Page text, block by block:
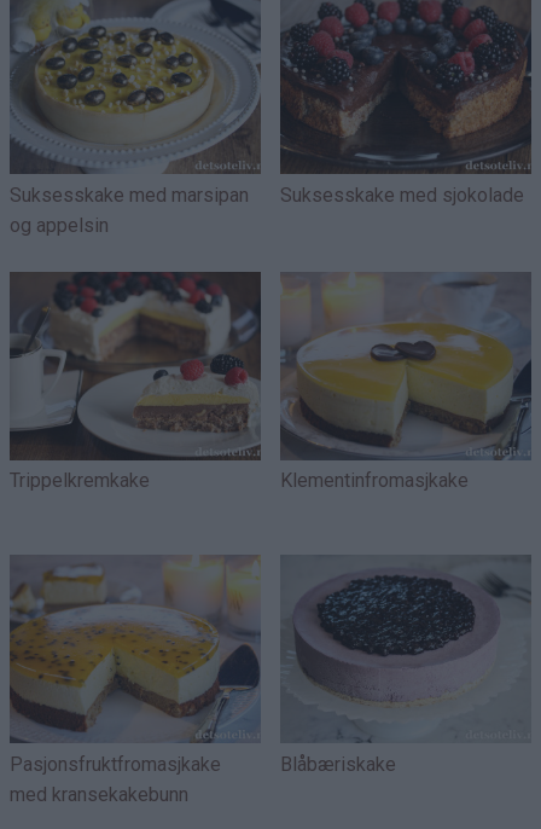
Suksesskake med marsipan
og appelsin
Suksesskake med sjokolade
Trippelkremkake Klementinfromasjkake
Pasjonsfruktfromasjkake
med kransekakebunn
Blåbæriskake